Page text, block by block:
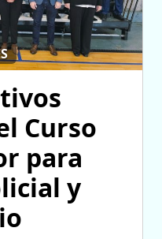
Curso
para
y